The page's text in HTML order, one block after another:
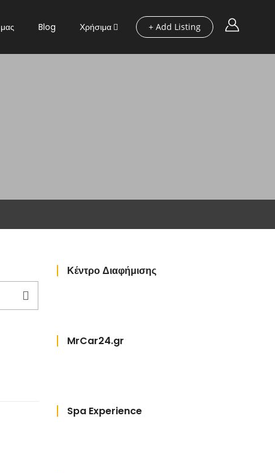
+ Add Listing
Blog Χρήσιμα
Κέντρο Διαφήμισης
MrCar24.gr
Spa Experience